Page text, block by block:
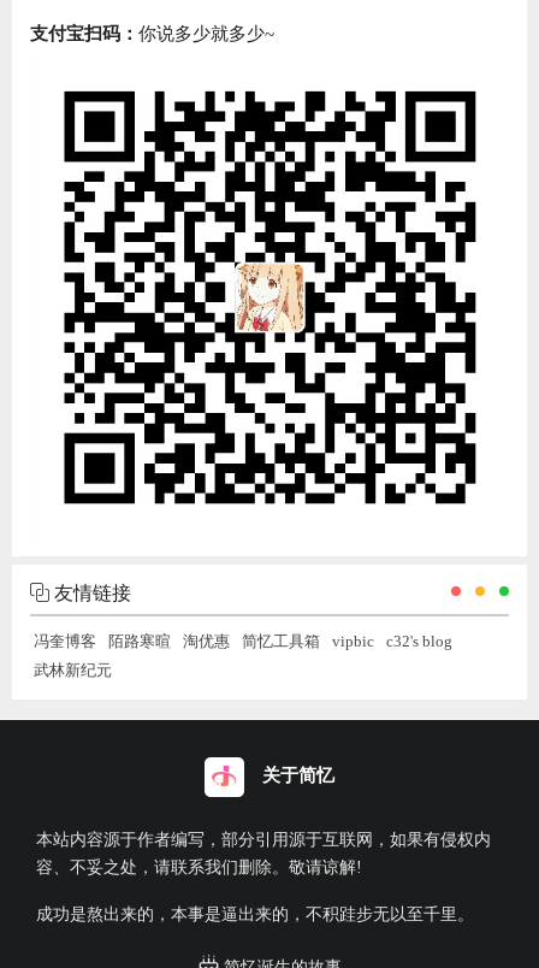
支付宝扫码： 你说多少就多少~
友情链接
冯奎博客 陌路寒暄 淘优惠 简忆工具箱 vipbic
c32's blog
武林新纪元
关于简忆
本站内容源于作者编写，部分引用源于互联网，如果有侵权内
容、不妥之处，请联系我们删除。敬请谅解!
成功是熬出来的，本事是逼出来的，不积跬步无以至千里。